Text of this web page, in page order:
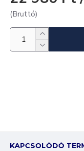
(Bruttó)
KAPCSOLÓDÓ